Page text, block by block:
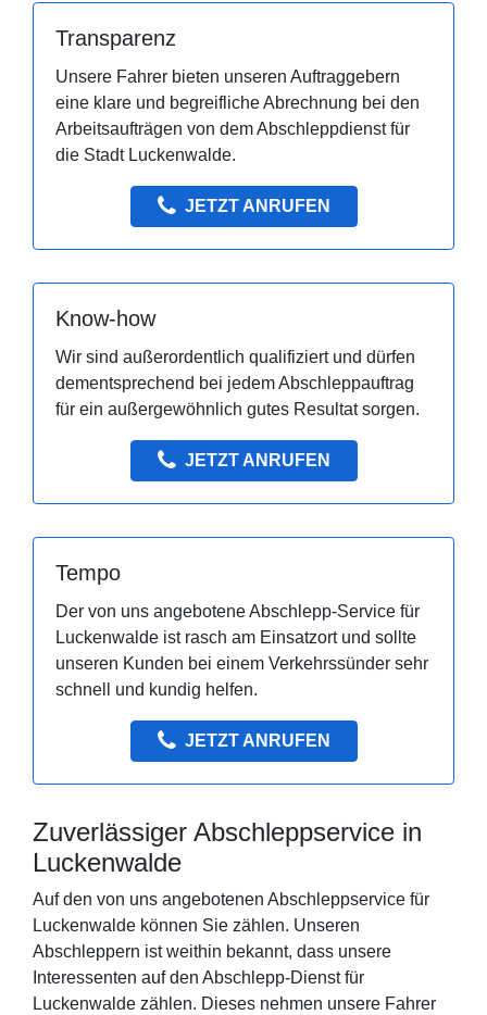
Transparenz
Unsere Fahrer bieten unseren Auftraggebern
eine klare und begreifliche Abrechnung bei den
Arbeitsaufträgen von dem Abschleppdienst für
die Stadt Luckenwalde.
JETZT ANRUFEN
Know-how
Wir sind außerordentlich qualifiziert und dürfen
dementsprechend bei jedem Abschleppauftrag
für ein außergewöhnlich gutes Resultat sorgen.
JETZT ANRUFEN
Tempo
Der von uns angebotene Abschlepp-Service für
Luckenwalde ist rasch am Einsatzort und sollte
unseren Kunden bei einem Verkehrssünder sehr
schnell und kundig helfen.
JETZT ANRUFEN
Zuverlässiger Abschleppservice in
Luckenwalde
Auf den von uns angebotenen Abschleppservice für
Luckenwalde können Sie zählen. Unseren
Abschleppern ist weithin bekannt, dass unsere
Interessenten auf den Abschlepp-Dienst für
Luckenwalde zählen. Dieses nehmen unsere Fahrer